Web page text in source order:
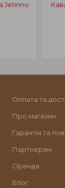
Jetinno
Оплата та
Про магазин
Гарантія та
Партнерам
Оренда
Блог